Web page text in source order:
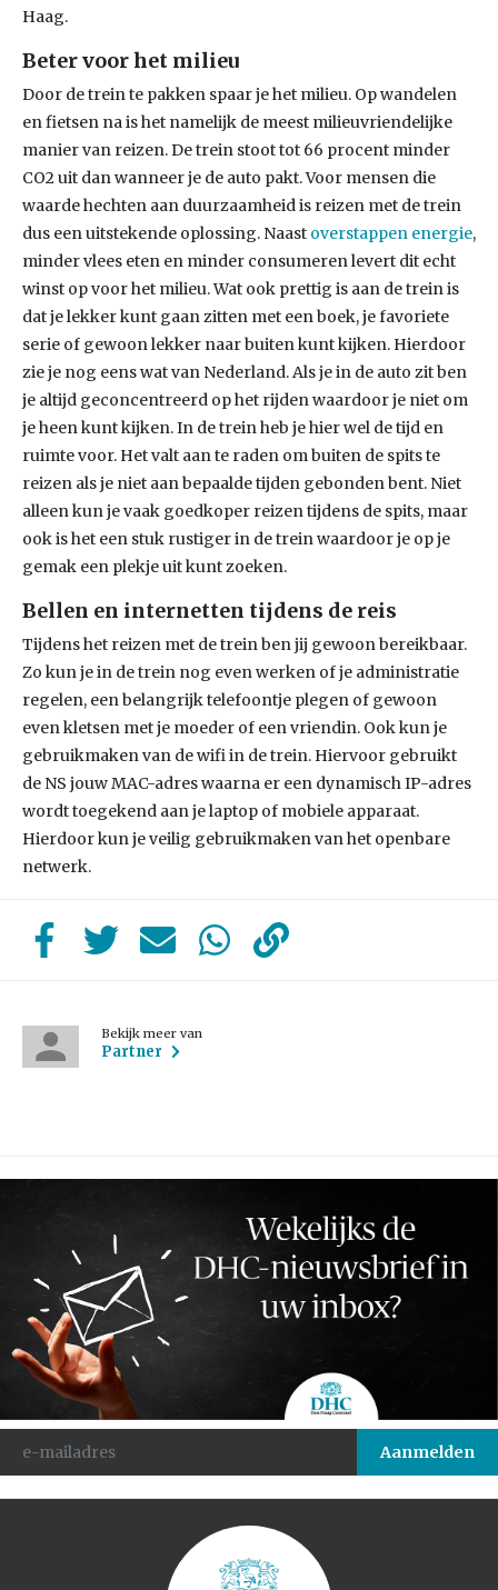
Haag.
Beter voor het milieu
Door de trein te pakken spaar je het milieu. Op wandelen
en fietsen na is het namelijk de meest milieuvriendelijke
manier van reizen. De trein stoot tot 66 procent minder
CO2 uit dan wanneer je de auto pakt. Voor mensen die
waarde hechten aan duurzaamheid is reizen met de trein
dus een uitstekende oplossing. Naast overstappen energie,
minder vlees eten en minder consumeren levert dit echt
winst op voor het milieu. Wat ook prettig is aan de trein is
dat je lekker kunt gaan zitten met een boek, je favoriete
serie of gewoon lekker naar buiten kunt kijken. Hierdoor
zie je nog eens wat van Nederland. Als je in de auto zit ben
je altijd geconcentreerd op het rijden waardoor je niet om
je heen kunt kijken. In de trein heb je hier wel de tijd en
ruimte voor. Het valt aan te raden om buiten de spits te
reizen als je niet aan bepaalde tijden gebonden bent. Niet
alleen kun je vaak goedkoper reizen tijdens de spits, maar
ook is het een stuk rustiger in de trein waardoor je op je
gemak een plekje uit kunt zoeken.
Bellen en internetten tijdens de reis
Tijdens het reizen met de trein ben jij gewoon bereikbaar.
Zo kun je in de trein nog even werken of je administratie
regelen, een belangrijk telefoontje plegen of gewoon
even kletsen met je moeder of een vriendin. Ook kun je
gebruikmaken van de wifi in de trein. Hiervoor gebruikt
de NS jouw MAC-adres waarna er een dynamisch IP-adres
wordt toegekend aan je laptop of mobiele apparaat.
Hierdoor kun je veilig gebruikmaken van het openbare
netwerk.
Bekijk meer van
Partner